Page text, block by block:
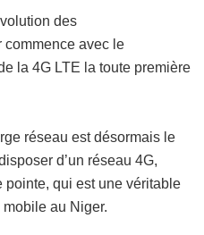
des
avec le
la 4G LTE la toute première
réseau est désormais le
d’un réseau 4G,
qui est une véritable
au Niger.